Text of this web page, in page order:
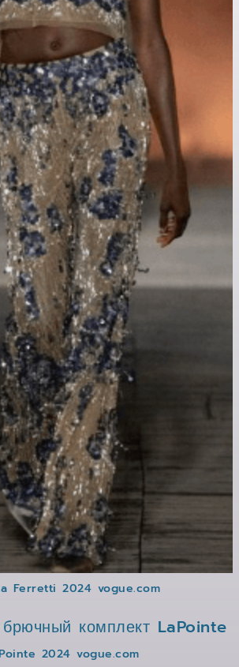
Ferretti 2024 vogue.com
2024 vogue.com